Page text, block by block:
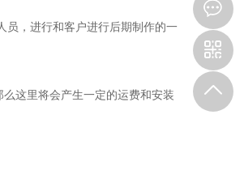
，进行和客户进行后期制作的一
这里将会产生一定的运费和安装